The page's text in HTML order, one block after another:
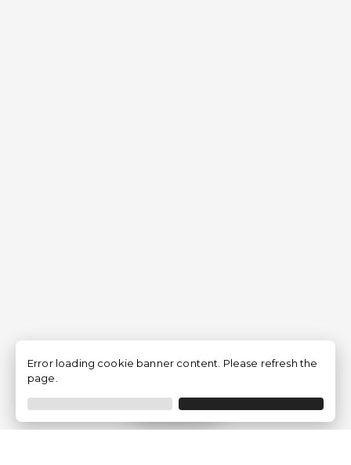
Filtro
Error loading cookie banner content. Please refresh the
page.